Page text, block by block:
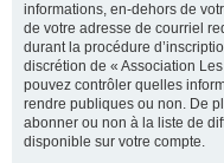
informations, en-dehors de
de votre adresse de courriel
durant la procédure
discrétion de « Association
pouvez contrôler quelles
rendre publiques ou non. De
abonner ou non à la liste de
disponible sur votre compte.